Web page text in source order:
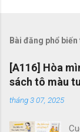
Bài đăng phổ
[A116] Hòa
sách tô màu
tháng 3 07, 2025